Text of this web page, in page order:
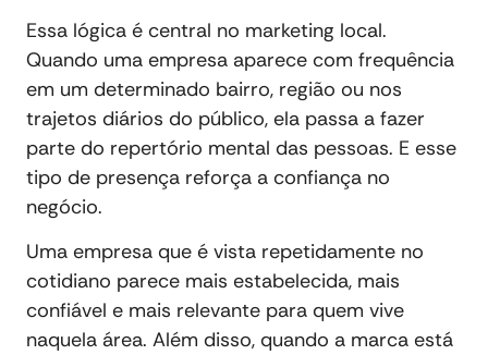
Essa lógica é central no marketing local.
Quando uma empresa aparece com frequência
em um determinado bairro, região ou nos
trajetos diários do público, ela passa a fazer
parte do repertório mental das pessoas. E esse
tipo de presença reforça a confiança no
negócio.
Uma empresa que é vista repetidamente no
cotidiano parece mais estabelecida, mais
confiável e mais relevante para quem vive
naquela área. Além disso, quando a marca está